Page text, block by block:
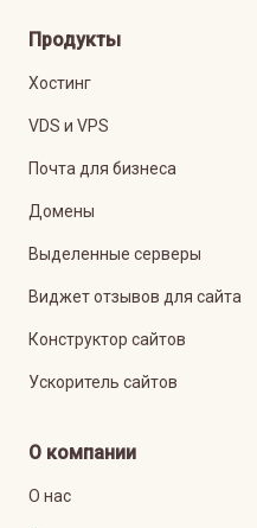
Продукты
Хостинг
VDS и VPS
Почта для бизнеса
Домены
Выделенные серверы
Виджет отзывов для сайта
Конструктор сайтов
Ускоритель сайтов
О компании
О нас